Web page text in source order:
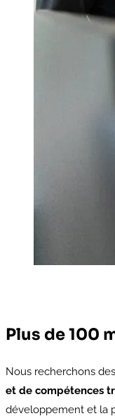
Plus de 100
Nous recherchons
et de compétences
développement et la